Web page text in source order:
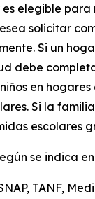
elegible
solicitar
Si un
debe
en
Si la
escolares
se indica en
TANF,